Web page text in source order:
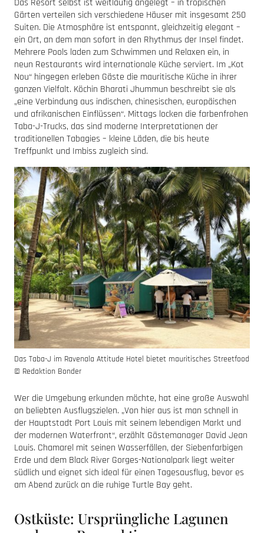
Das Resort selbst ist weitläufig angelegt – in tropischen
Gärten verteilen sich verschiedene Häuser mit insgesamt 250
Suiten. Die Atmosphäre ist entspannt, gleichzeitig elegant –
ein Ort, an dem man sofort in den Rhythmus der Insel findet.
Mehrere Pools laden zum Schwimmen und Relaxen ein, in
neun Restaurants wird internationale Küche serviert. Im „Kot
Nou“ hingegen erleben Gäste die mauritische Küche in ihrer
ganzen Vielfalt. Köchin Bharati Jhummun beschreibt sie als
„eine Verbindung aus indischen, chinesischen, europäischen
und afrikanischen Einflüssen“. Mittags locken die farbenfrohen
Taba-J-Trucks, das sind moderne Interpretationen der
traditionellen Tabagies – kleine Läden, die bis heute
Treffpunkt und Imbiss zugleich sind.
Das Taba-J im Ravenala Attitude Hotel bietet mauritisches Streetfood
© Redaktion Bonder
Wer die Umgebung erkunden möchte, hat eine große Auswahl
an beliebten Ausflugszielen. „Von hier aus ist man schnell in
der Hauptstadt Port Louis mit seinem lebendigen Markt und
der modernen Waterfront“, erzählt Gästemanager David Jean
Louis. Chamarel mit seinen Wasserfällen, der Siebenfarbigen
Erde und dem Black River Gorges-Nationalpark liegt weiter
südlich und eignet sich ideal für einen Tagesausflug, bevor es
am Abend zurück an die ruhige Turtle Bay geht.
Ostküste: Ursprüngliche Lagunen